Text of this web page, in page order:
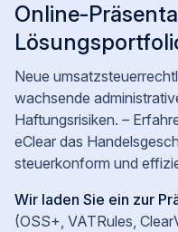
Online-
Neue
wachsende
Haftungsrisiken. –
eClear das
steuerkonform und
Wir laden Sie ein zur
(OSS+, VATRules,